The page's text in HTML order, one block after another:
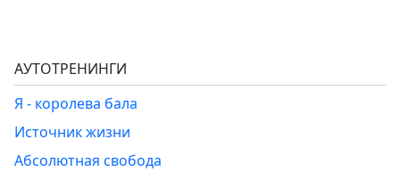
АУТОТРЕНИНГИ
Я - королева бала
Источник жизни
Абсолютная свобода